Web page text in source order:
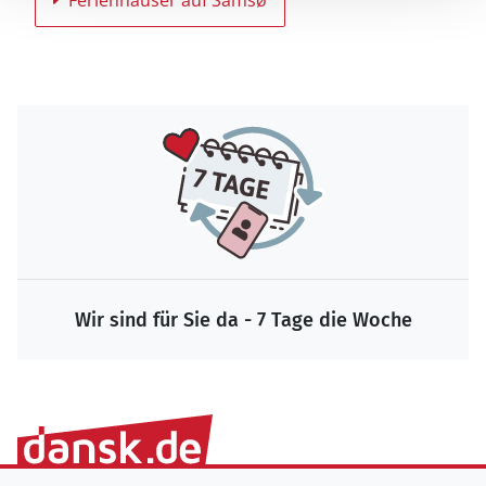
Wir sind für Sie da - 7 Tage die Woche